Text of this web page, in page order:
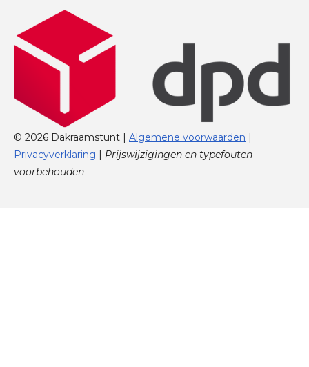
© 2026 Dakraamstunt | Algemene voorwaarden |
Privacyverklaring | Prijswijzigingen en typefouten
voorbehouden